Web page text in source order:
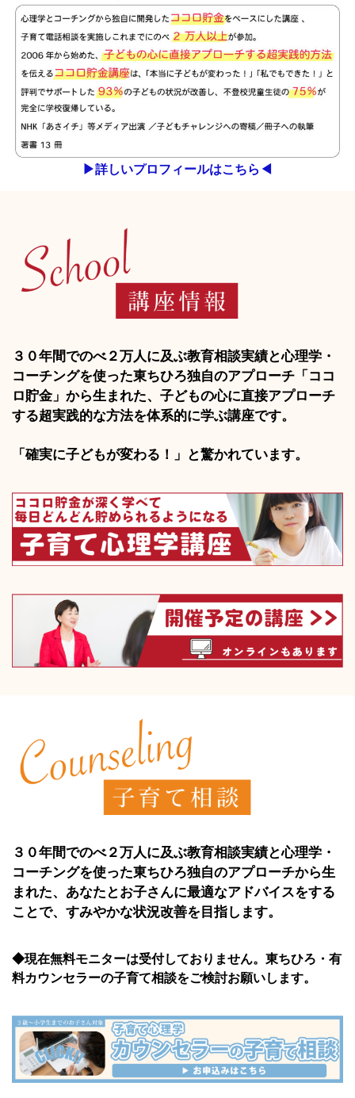
▶︎詳しいプロフィールはこちら◀︎
３０年間でのべ２万人に及ぶ教育相談実績と心理学・
コーチングを使った東ちひろ独自のアプローチ「ココ
ロ貯金」から生まれた、子どもの心に直接アプローチ
する超実践的な方法を体系的に学ぶ講座です。
「確実に子どもが変わる！」と驚かれています。
３０年間でのべ２万人に及ぶ教育相談実績と心理学・
コーチングを使った東ちひろ独自のアプローチから生
まれた、あなたとお子さんに最適なアドバイスをする
ことで、すみやかな状況改善を目指します。
◆現在無料モニターは受付しておりません。東ちひろ・有
料カウンセラーの子育て相談をご検討お願いします。